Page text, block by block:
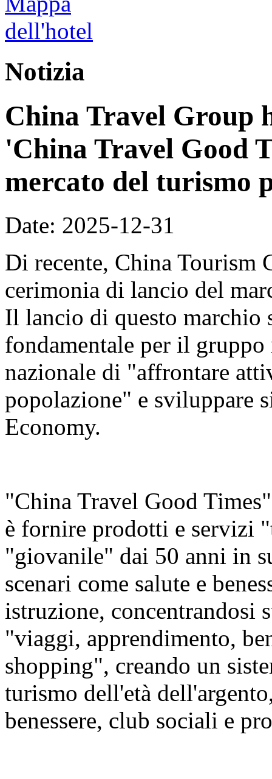
Notizia
China Travel Group
'China Travel Good
mercato del turismo
Date: 2025-12-31
Di recente, China Tourism
cerimonia di lancio del
Il lancio di questo marchio
fondamentale per il
nazionale di "affrontare
popolazione" e sviluppare
Economy.
"China Travel Good
è fornire prodotti e servizi
"giovanile" dai 50 anni in
scenari come salute e
istruzione, concentrandosi
"viaggi, apprendimento,
shopping", creando un
turismo dell'età
benessere, club sociali e